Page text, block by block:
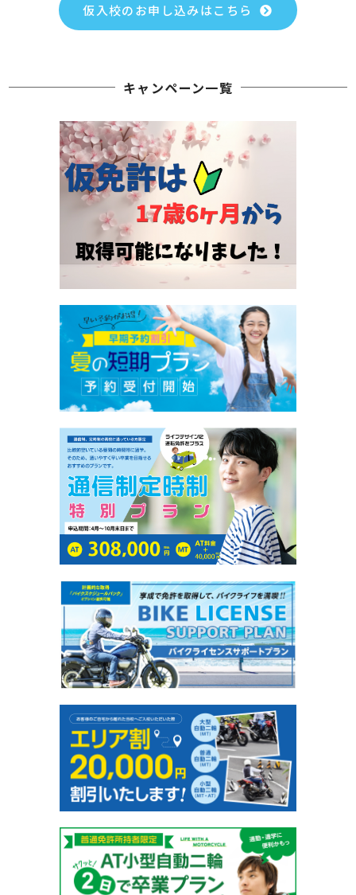
仮入校のお申し込みはこちら
キャンペーン一覧